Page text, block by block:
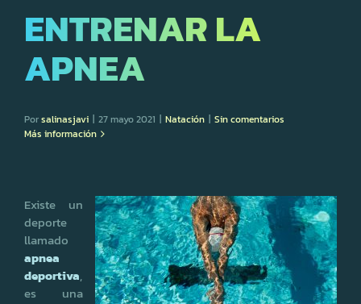
ENTRENAR LA
APNEA
Porsalinasjavi | 27 mayo 2021 | Natación | Sin comentarios
Más información
Existe un
deporte
llamado
apnea
deportiva,
es una